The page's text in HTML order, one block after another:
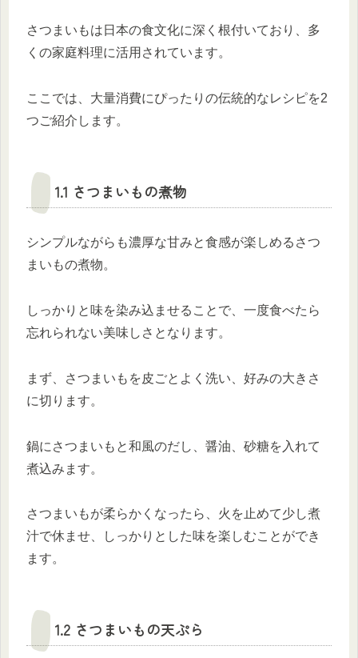
さつまいもは日本の食文化に深く根付いており、多
くの家庭料理に活用されています。
ここでは、大量消費にぴったりの伝統的なレシピを2
つご紹介します。
1.1 さつまいもの煮物
シンプルながらも濃厚な甘みと食感が楽しめるさつ
まいもの煮物。
しっかりと味を染み込ませることで、一度食べたら
忘れられない美味しさとなります。
まず、さつまいもを皮ごとよく洗い、好みの大きさ
に切ります。
鍋にさつまいもと和風のだし、醤油、砂糖を入れて
煮込みます。
さつまいもが柔らかくなったら、火を止めて少し煮
汁で休ませ、しっかりとした味を楽しむことができ
ます。
1.2 さつまいもの天ぷら